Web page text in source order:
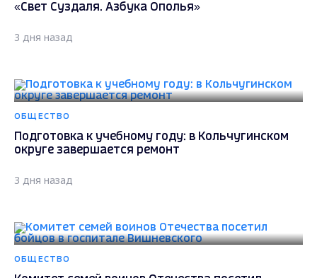
«Свет Суздаля. Азбука Ополья»
3 дня назад
ОБЩЕСТВО
Подготовка к учебному году: в Кольчугинском
округе завершается ремонт
3 дня назад
ОБЩЕСТВО